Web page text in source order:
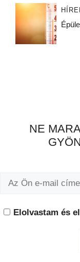
NE
Elolvastam és